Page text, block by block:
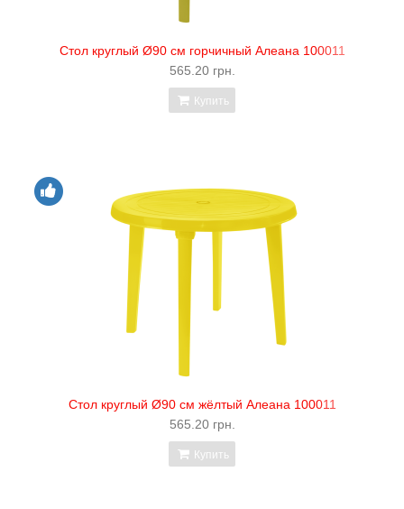
Стол круглый Ø90 см горчичный Алеана 100011
565.20 грн.
Купить
Стол круглый Ø90 см жёлтый Алеана 100011
565.20 грн.
Купить